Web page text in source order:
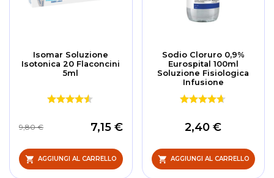
Isomar Soluzione
Isotonica 20 Flaconcini
5ml
7,15 €
9,80 €
AGGIUNGI AL CARRELLO
Sodio Cloruro 0,9%
Eurospital 100ml
Soluzione Fisiologica
Infusione
2,40 €
AGGIUNGI AL CARRELLO